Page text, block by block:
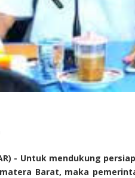
- Untuk mendukung
Barat, maka